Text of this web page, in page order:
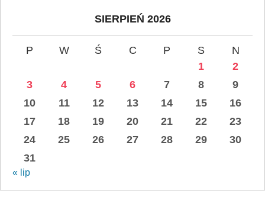
SIERPIEŃ 2026
P W Ś C P S
N
1
2
3
4 5 6 7 8
9
10
11 12 13 14 15
16
17
18 19 20 21 22
23
24
25 26 27 28 29
30
31
« lip